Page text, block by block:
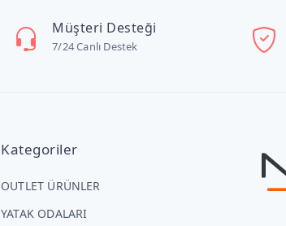
Müşteri Desteği
7/24 Canlı Destek
Kategoriler
OUTLET ÜRÜNLER
YATAK ODALARI